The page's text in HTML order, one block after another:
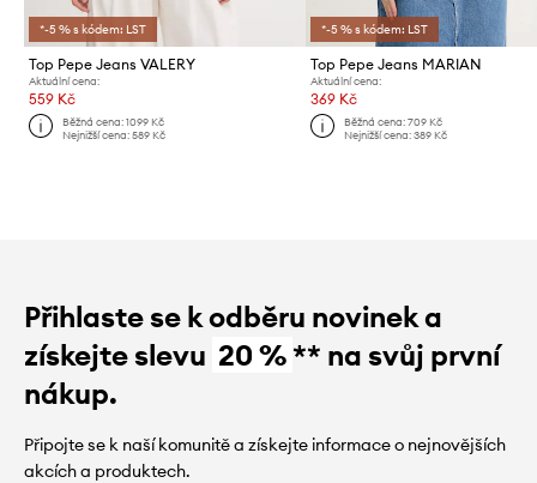
*-5 % s kódem: LST
Top Pepe Jeans VALERY
Aktuální cena:
559 Kč
Běžná cena:1099 Kč
Nejnižší cena:589 Kč
*-5 % s kódem: LST
Top Pepe Jeans MARIAN
Aktuální cena:
369 Kč
Běžná cena: 709 Kč
Nejnižší cena: 389 Kč
Přihlaste se k odběru novinek a
získejte slevu 20 %** na svůj první
nákup.
Připojte se k naší komunitě a získejte informace o nejnovějších
akcích a produktech.